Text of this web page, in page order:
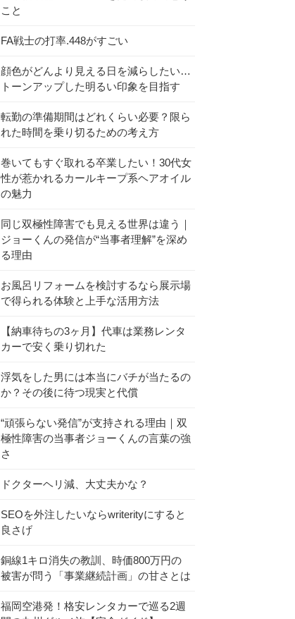
こと
FA戦士の打率.448がすごい
顔色がどんより見える日を減らしたい…
トーンアップした明るい印象を目指す
転勤の準備期間はどれくらい必要？限ら
れた時間を乗り切るための考え方
巻いてもすぐ取れる卒業したい！30代女
性が惹かれるカールキープ系ヘアオイル
の魅力
同じ双極性障害でも見える世界は違う｜
ジョーくんの発信が“当事者理解”を深め
る理由
お風呂リフォームを検討するなら展示場
で得られる体験と上手な活用方法
【納車待ちの3ヶ月】代車は業務レンタ
カーで安く乗り切れた
浮気をした男には本当にバチが当たるの
か？その後に待つ現実と代償
“頑張らない発信”が支持される理由｜双
極性障害の当事者ジョーくんの言葉の強
さ
ドクターヘリ減、大丈夫かな？
SEOを外注したいならwriterityにすると
良さげ
銅線1キロ消失の教訓、時価800万円の
被害が問う「事業継続計画」の甘さとは
福岡空港発！格安レンタカーで巡る2週